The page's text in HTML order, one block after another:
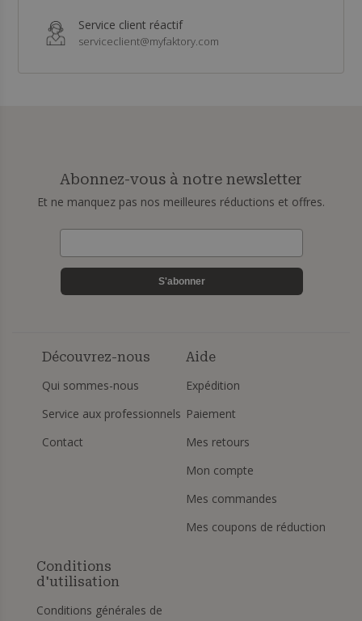
Service client réactif
serviceclient@myfaktory.com
Abonnez-vous à notre newsletter
Et ne manquez pas nos meilleures réductions et offres.
S'abonner
Découvrez-nous
Qui sommes-nous
Service aux professionnels
Contact
Aide
Expédition
Paiement
Mes retours
Mon compte
Mes commandes
Mes coupons de réduction
Conditions
d'utilisation
Conditions générales de